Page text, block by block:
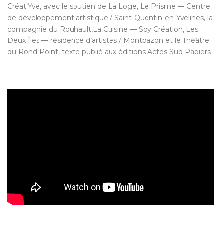
Créat’Yve, avec le soutien de La Loge, Le Prisme — Centre
de développement artistique / Saint-Quentin-en-Yvelines, la
compagnie du Rouhault,La Cuisine — Soy Création, Les
Deux Îles — résidence d’artistes / Montbazon et le Théâtre
du Rond-Point, texte publié aux éditions Actes Sud-Papiers